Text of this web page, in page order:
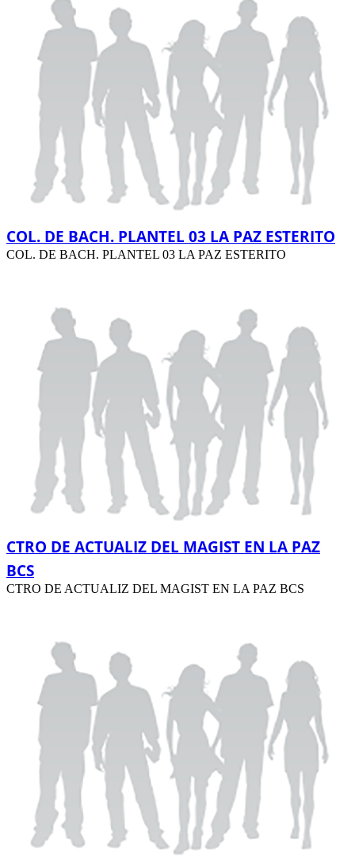
COL. DE BACH. PLANTEL 03 LA PAZ ESTERITO
COL. DE BACH. PLANTEL 03 LA PAZ ESTERITO
CTRO DE ACTUALIZ DEL MAGIST EN LA PAZ
BCS
CTRO DE ACTUALIZ DEL MAGIST EN LA PAZ BCS